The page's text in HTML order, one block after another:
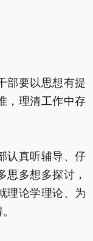
要以思想有提
，理清工作中存
真听辅导、仔
思多想多探讨，
理论学理论、为